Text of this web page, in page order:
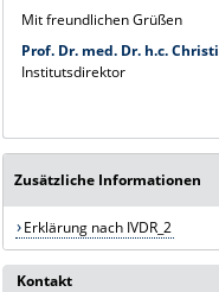
Mit freundlichen Grüßen
Prof. Dr. med. Dr. h.c.
Institutsdirektor
Zusätzliche Informationen
Erklärung nach IVDR_2
Kontakt